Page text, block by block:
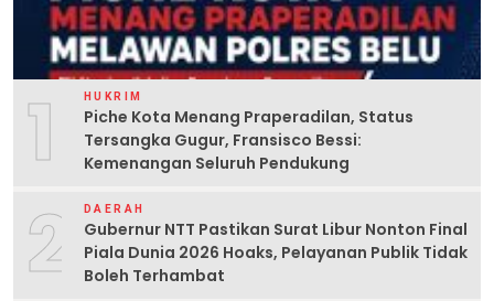
1 HUKRIM
Piche Kota Menang Praperadilan, Status
Tersangka Gugur, Fransisco Bessi:
Kemenangan Seluruh Pendukung
2 DAERAH
Gubernur NTT Pastikan Surat Libur Nonton Final
Piala Dunia 2026 Hoaks, Pelayanan Publik Tidak
Boleh Terhambat